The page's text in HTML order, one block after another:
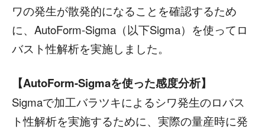
ワの発生が散発的になることを確認するため
に、AutoForm-Sigma（以下Sigma）を使ってロ
バスト性解析を実施しました。
【AutoForm-Sigmaを使った感度分析】
Sigmaで加工バラツキによるシワ発生のロバス
ト性解析を実施するために、実際の量産時に発